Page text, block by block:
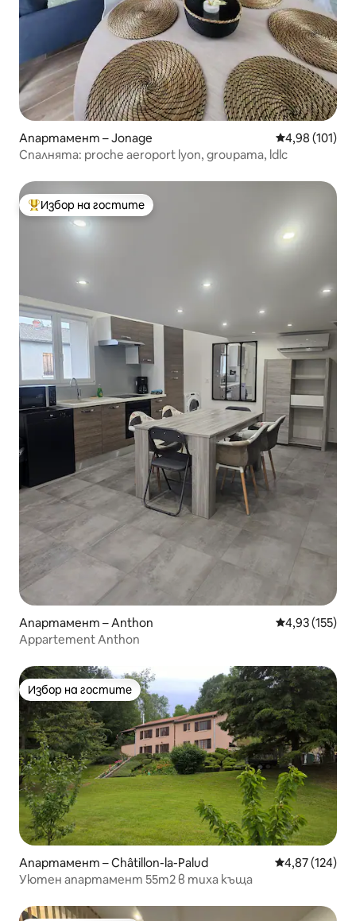
Апартамент – Jonage Средна
4,98 (101)
Спалнята: proche aeroport lyon, groupama, ldlc
Най-популярен избор на гостите
Избор на гостите
Апартамент – Anthon Средна
4,93 (155)
Appartement Anthon
Избор на гостите
Избор на гостите
Апартамент – Châtillon-la-Palud Средна
4,87 (124)
Уютен апартамент 55m2 в тиха къща